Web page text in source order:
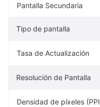
Pantalla Secundaria
Tipo de pantalla
Tasa de Actualización
Resolución de Pantalla
Densidad de píxeles